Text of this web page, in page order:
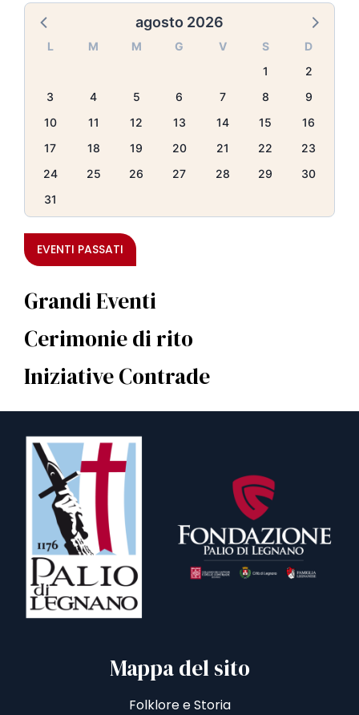
agosto 2026
L M M G V S
D
1
2
3
4 5 6 7 8
9
10
11 12 13 14 15
16
17
18 19 20 21 22
23
24
25 26 27 28 29
30
31
EVENTI PASSATI
Grandi Eventi
Cerimonie di rito
Iniziative Contrade
Mappa del sito
Folklore e Storia